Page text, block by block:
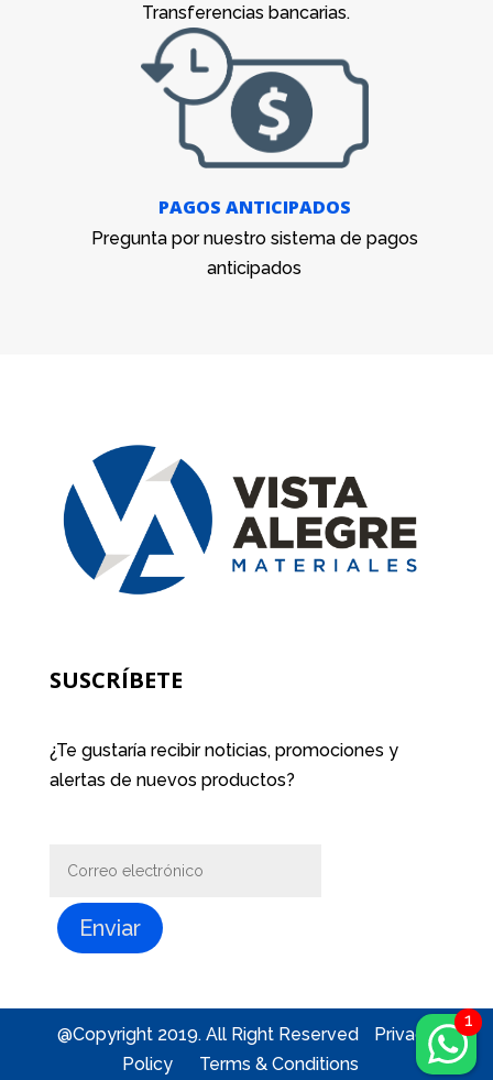
Transferencias bancarias.
PAGOS ANTICIPADOS
Pregunta por nuestro sistema de pagos
anticipados
SUSCRÍBETE
¿Te gustaría recibir noticias, promociones y
alertas de nuevos productos?
Enviar
@Copyright 2019. All Right Reserved
Privacy
Policy
Terms & Conditions